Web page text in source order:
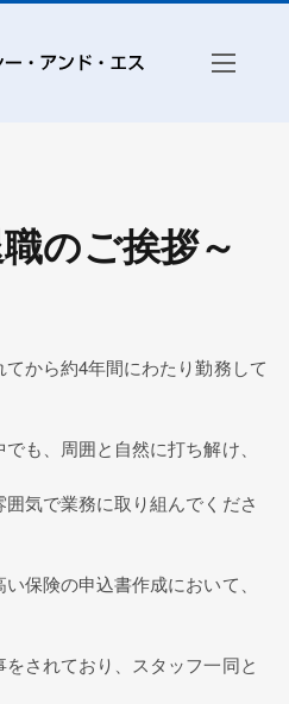
のご挨拶～
から約4年間にわたり勤務して
も、周囲と自然に打ち解け、
気で業務に取り組んでくださ
保険の申込書作成において、
されており、スタッフ一同と